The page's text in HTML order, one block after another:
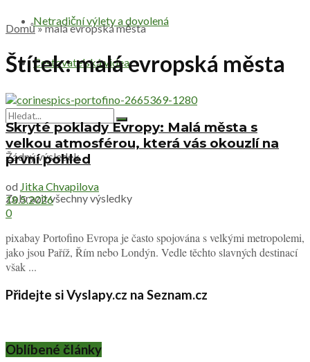
Netradiční výlety a dovolená
Cestovatelská videa
Žádný výsledek
Zobrazit všechny výsledky
Domů»malá evropská města
Štítek:malá evropská města
Skryté poklady Evropy: Malá města s
velkou atmosférou, která vás okouzlí na
první pohled
od Jitka Chvapilova
18.5.2026
0
pixabay Portofino Evropa je často spojována s velkými metropolemi,
jako jsou Paříž, Řím nebo Londýn. Vedle těchto slavných destinací
však ...
Přidejte si Vyslapy.cz na Seznam.cz
Oblíbené články